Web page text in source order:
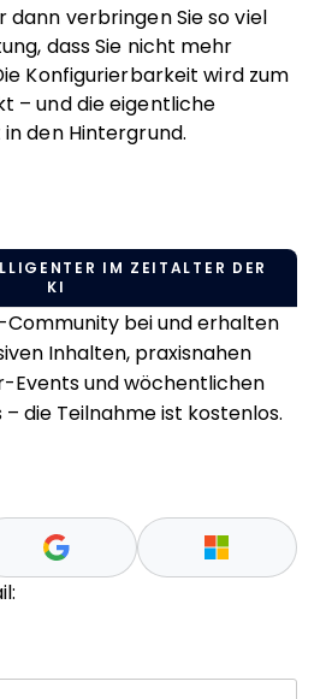
dann verbringen Sie so viel
dass Sie nicht mehr
Konfigurierbarkeit wird zum
– und die eigentliche
den Hintergrund.
IM ZEITALTER DER
KI
Community bei und erhalten
Inhalten, praxisnahen
Events und wöchentlichen
die Teilnahme ist kostenlos.